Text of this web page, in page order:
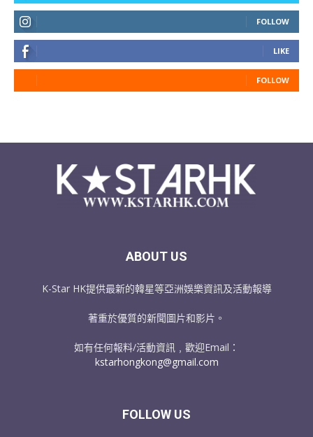
FOLLOW
LIKE
FOLLOW
ABOUT US
K-Star HK提供最新的韓星等亞洲娛樂資訊及活動報導
著重於優質的新聞圖片和影片。
如有任何報料/活動資訊﹐歡迎Email：
kstarhongkong@gmail.com
FOLLOW US